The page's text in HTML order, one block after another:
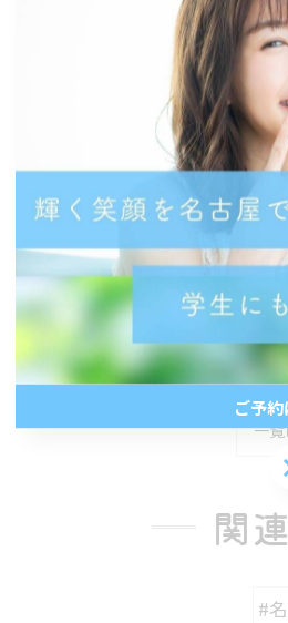
一
関
#
ご予
ご予